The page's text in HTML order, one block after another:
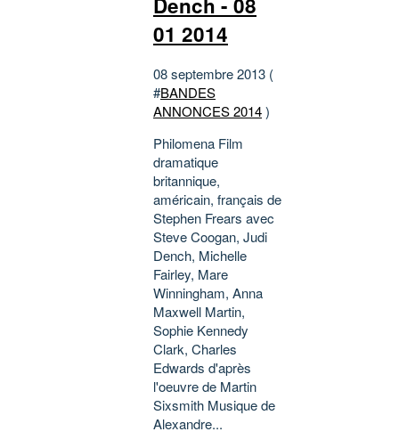
01 2014
08 septembre 2013 (
#BANDES
ANNONCES 2014)
Philomena Film
dramatique
britannique,
américain, français de
Stephen Frears avec
Steve Coogan, Judi
Dench, Michelle
Fairley, Mare
Winningham, Anna
Maxwell Martin,
Sophie Kennedy
Clark, Charles
Edwards d'après
l'oeuvre de Martin
Sixsmith Musique de
Alexandre...